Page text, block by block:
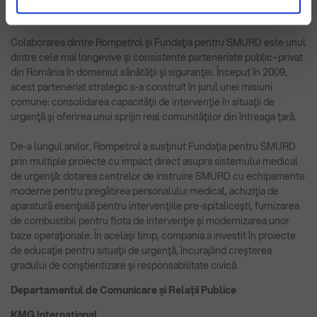
urilor în orice moment. Alte informații le găsiți
înPolitica de confidențialitateșiPolitica de cookies.
aplicaţia Departamentului pentru Situaţii de Urgenţă, cât şi pe
platformaFii pregatit.ro.
Colaborarea dintre Rompetrol şi Fundaţia pentru SMURD este unul
dintre cele mai longevive şi consistente parteneriate public–privat
din România în domeniul sănătăţii şi siguranţei. Început în 2009,
acest parteneriat strategic s-a construit în jurul unei misiuni
comune: consolidarea capacităţii de intervenţie în situaţii de
urgenţă şi oferirea unui sprijin real comunităţilor din întreaga ţară.
De-a lungul anilor, Rompetrol a susţinut Fundaţia pentru SMURD
prin multiple proiecte cu impact direct asupra sistemului medical
de urgenţă: dotarea centrelor de instruire SMURD cu echipamente
moderne pentru pregătirea personalului medical, achiziţia de
aparatură esenţială pentru intervenţiile pre-spitaliceşti, furnizarea
de combustibil pentru flota de intervenţie şi modernizarea unor
baze operaţionale. În acelaşi timp, compania a investit în proiecte
de educaţie pentru situaţii de urgenţă, încurajând creşterea
gradului de conştientizare şi responsabilitate civică.
Departamentul de Comunicare şi Relaţii Publice